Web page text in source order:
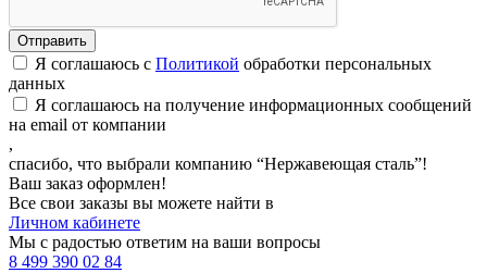
Я соглашаюсь с Политикой обработки персональных
данных
Я соглашаюсь на получение информационных сообщений
на email от компании
,
спасибо, что выбрали компанию “Нержавеющая сталь”!
Ваш заказ оформлен!
Все свои заказы вы можете найти в
Личном кабинете
Мы с радостью ответим на ваши вопросы
8 499 390 02 84